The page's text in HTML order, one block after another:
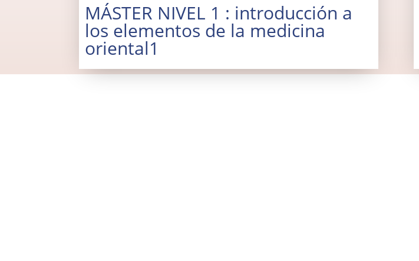
MÁSTER NIVEL 1 : introducción a
los elementos de la medicina
oriental1